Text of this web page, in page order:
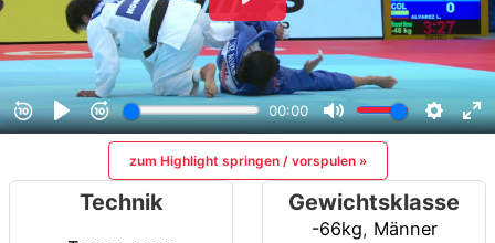
zum Highlight springen / vorspulen »
Technik Gewichtsklasse
-66kg, Männer